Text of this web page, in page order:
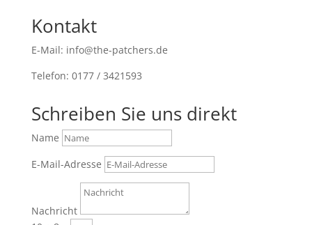
Kontakt
E-Mail: info@the-patchers.de
Telefon: 0177 / 3421593
Schreiben Sie uns direkt
Name
E-Mail-Adresse
Nachricht